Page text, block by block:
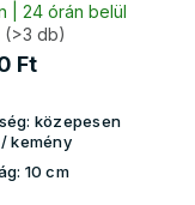
| 24 órán belül
(>3 db)
Ft
közepesen
kemény
10 cm